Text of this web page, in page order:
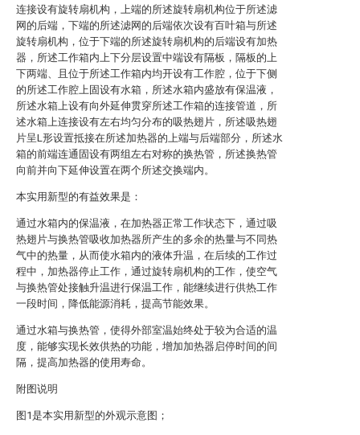
连接设有旋转扇机构，上端的所述旋转扇机构位于所述滤
网的后端，下端的所述滤网的后端依次设有百叶箱与所述
旋转扇机构，位于下端的所述旋转扇机构的后端设有加热
器，所述工作箱内上下分层设置中端设有隔板，隔板的上
下两端、且位于所述工作箱内均开设有工作腔，位于下侧
的所述工作腔上固设有水箱，所述水箱内盛放有保温液，
所述水箱上设有向外延伸贯穿所述工作箱的连接管道，所
述水箱上连接设有左右均匀分布的吸热翅片，所述吸热翅
片呈L形设置抵接在所述加热器的上端与后端部分，所述水
箱的前端连通固设有两组左右对称的换热管，所述换热管
向前并向下延伸设置在两个所述交换端内。
本实用新型的有益效果是：
通过水箱内的保温液，在加热器正常工作状态下，通过吸
热翅片与换热管吸收加热器所产生的多余的热量与不同热
气中的热量，从而使水箱内的液体升温，在后续的工作过
程中，加热器停止工作，通过旋转扇机构的工作，使空气
与换热管处接触升温进行保温工作，能继续进行供热工作
一段时间，降低能源消耗，提高节能效果。
通过水箱与换热管，使得外部室温始终处于较为合适的温
度，能够实现长效供热的功能，增加加热器启停时间的间
隔，提高加热器的使用寿命。
附图说明
图1是本实用新型的外观示意图；